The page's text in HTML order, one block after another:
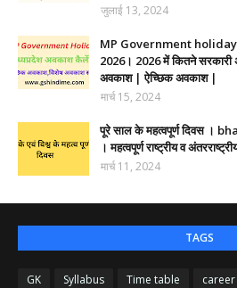
जुलाई 13, 2024
MP Government holiday
2026। 2026 में कितने
अवकाश | ऐच्छिक अवकाश |
मार्च 15, 2024
पूरे साल के महत्वपूर्ण दिवस ।
। महत्वपूर्ण राष्ट्रीय व
मार्च 11, 2024
TAGS
GK Syllabus Time table